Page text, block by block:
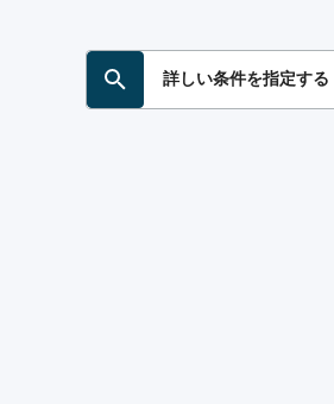
詳しい条件を指定する